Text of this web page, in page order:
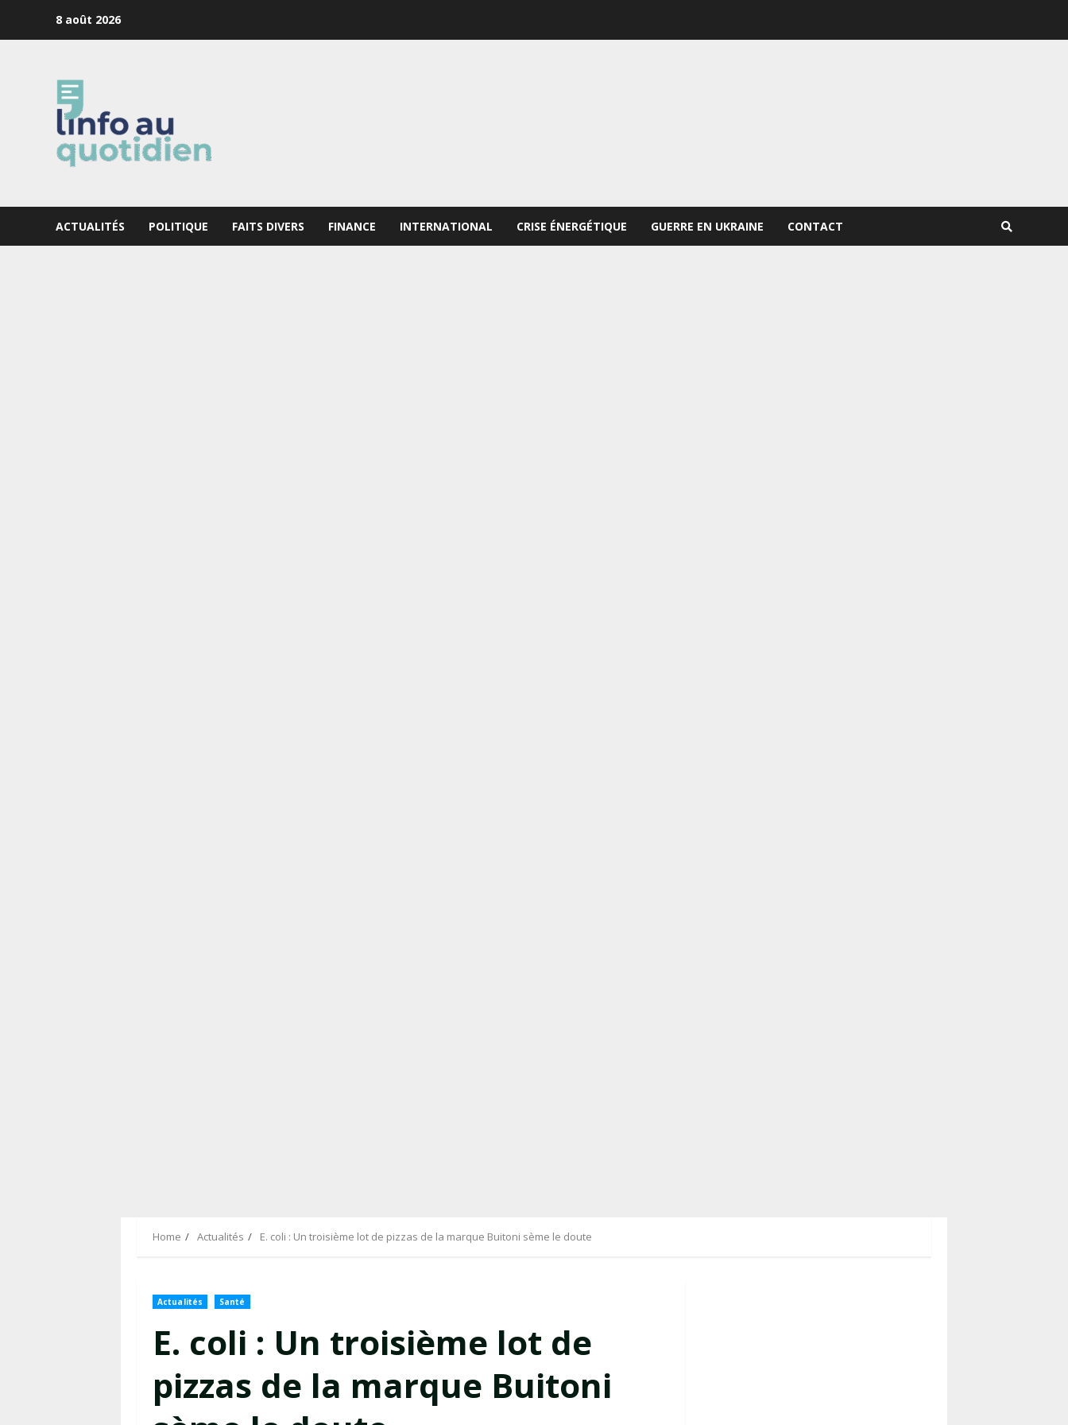
8 août 2026
ACTUALITÉS POLITIQUE FAITS DIVERS FINANCE INTERNATIONAL CRISE ÉNERGÉTIQUE GUERRE EN UKRAINE CONTACT
Home Actualités E. coli : Un troisième lot de pizzas de la marque Buitoni sème le doute
Actualités Santé
E. coli : Un troisième lot de
pizzas de la marque Buitoni